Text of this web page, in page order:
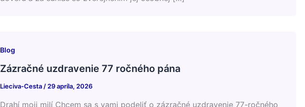
Blog
Zázračné uzdravenie 77 ročného pána
Lieciva-Cesta / 29 apríla, 2026
Drahí moji milí Chcem sa s vami podeliť o zázračné uzdravenie 77-ročného